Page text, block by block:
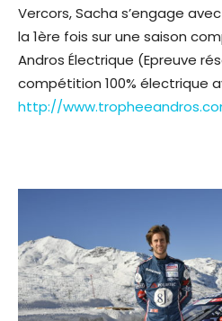
Vercors, Sacha s’engage
la 1ère fois sur une saison
Andros Électrique (Epreuve
compétition 100% électrique
http://